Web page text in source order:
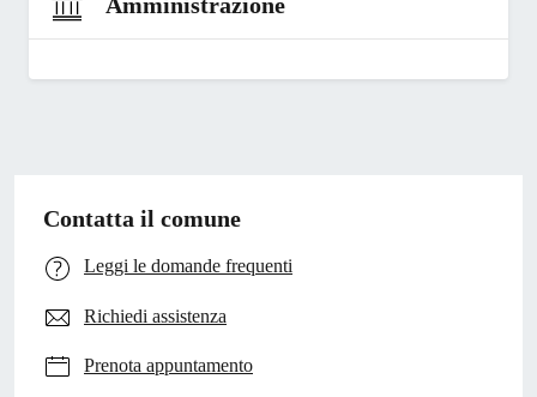
Contatta il comune
Leggi le domande frequenti
Richiedi assistenza
Prenota appuntamento